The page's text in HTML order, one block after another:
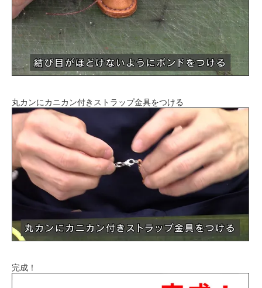
丸カンにカニカン付きストラップ金具をつける
完成！